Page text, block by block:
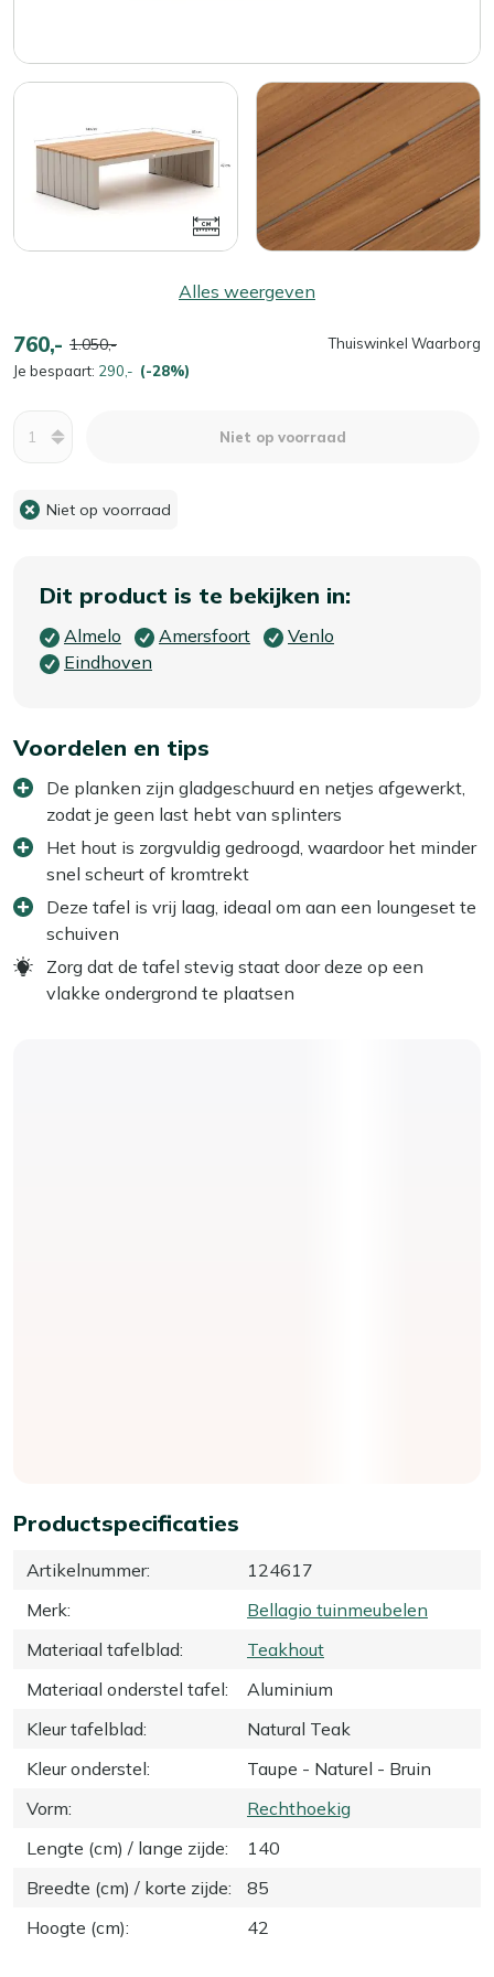
Alles weergeven
760,- 1.050,-
Je bespaart: 290,- (-28%)
Thuiswinkel Waarborg
Niet op voorraad
Niet op voorraad
Productspecificaties
Artikelnummer:
124617
Merk:
Bellagio tuinmeubelen
Materiaal tafelblad:
Teakhout
Materiaal onderstel tafel:
Aluminium
Kleur tafelblad:
Natural Teak
Kleur onderstel:
Taupe - Naturel - Bruin
Vorm:
Rechthoekig
Lengte (cm) / lange zijde:
140
Breedte (cm) / korte zijde:
85
Hoogte (cm): 42
Dit product is te bekijken in:
Almelo Amersfoort
Venlo
Eindhoven
Voordelen en tips
De planken zijn gladgeschuurd en netjes afgewerkt,
zodat je geen last hebt van splinters
Het hout is zorgvuldig gedroogd, waardoor het minder
snel scheurt of kromtrekt
Deze tafel is vrij laag, ideaal om aan een loungeset te
schuiven
Zorg dat de tafel stevig staat door deze op een
vlakke ondergrond te plaatsen